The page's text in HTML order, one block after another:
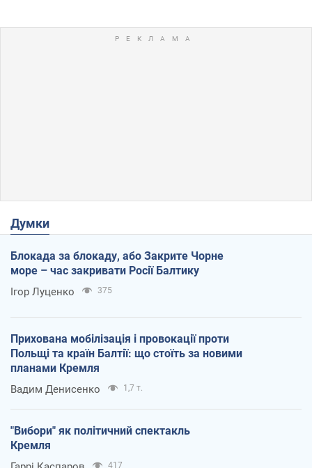
Думки
Блокада за блокаду, або Закрите Чорне
море – час закривати Росії Балтику
Ігор Луценко 375
Прихована мобілізація і провокації проти
Польщі та країн Балтії: що стоїть за новими
планами Кремля
Вадим Денисенко 1,7 т.
"Вибори" як політичний спектакль
Кремля
417